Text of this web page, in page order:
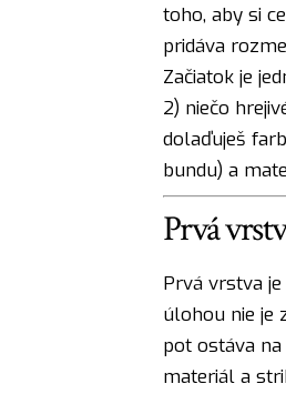
toho, aby si
pridáva
Začiatok je
2) niečo
dolaďuješ
bundu) a
Prvá
Prvá vrstva
úlohou nie je
pot ostáva
materiál a